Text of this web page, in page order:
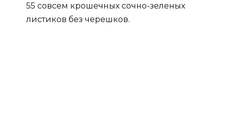
55 совсем крошечных сочно-зеленых
листиков без черешков.